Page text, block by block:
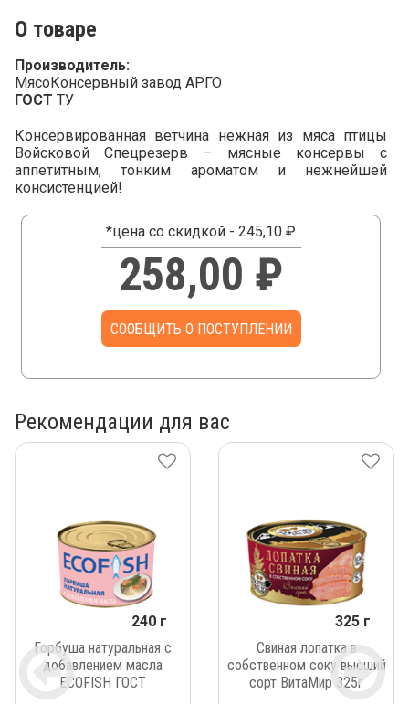
О товаре
Производитель:
МясоКонсервный завод АРГО
ГОСТ ТУ
Консервированная ветчина нежная из мяса птицы
Войсковой Спецрезерв – мясные консервы с
аппетитным, тонким ароматом и нежнейшей
консистенцией!
*цена со скидкой - 245,10 ₽
258,00 ₽
СООБЩИТЬ О ПОСТУПЛЕНИИ
Рекомендации для вас
240 г
Горбуша натуральная с
добавлением масла
ECOFISH ГОСТ
325 г
Свиная лопатка в
собственном соку высший
сорт ВитаМир 325г